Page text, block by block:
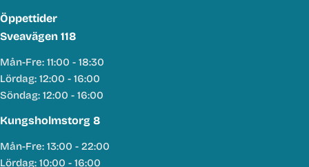
Öppettider
Sveavägen 118
Mån-Fre: 11:00 - 18:30
Lördag: 12:00 - 16:00
Söndag: 12:00 - 16:00
Kungsholmstorg 8
Mån-Fre: 13:00 - 22:00
Lördag: 10:00 - 16:00